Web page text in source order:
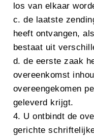
los van elkaar
c. de laatste
heeft ontvangen,
bestaat uit
d. de eerste zaak
overeenkomst
overeengekomen
geleverd krijgt.
4. U ontbindt de
gerichte